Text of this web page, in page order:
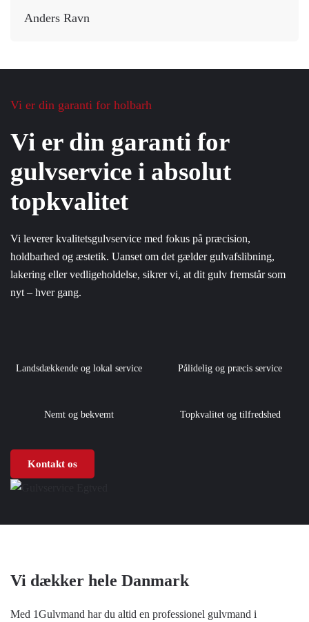
Anders Ravn
Vi er din garanti for æstetik
Vi er din garanti for
gulvservice i absolut
topkvalitet
Vi leverer kvalitetsgulvservice med fokus på præcision,
holdbarhed og æstetik. Uanset om det gælder gulvafslibning,
lakering eller vedligeholdelse, sikrer vi, at dit gulv fremstår som
nyt – hver gang.
Landsdækkende og lokal service Pålidelig og præcis service
Nemt og bekvemt Topkvalitet og tilfredshed
Kontakt os
Vi dækker hele Danmark
Med 1Gulvmand har du altid en professionel gulvmand i